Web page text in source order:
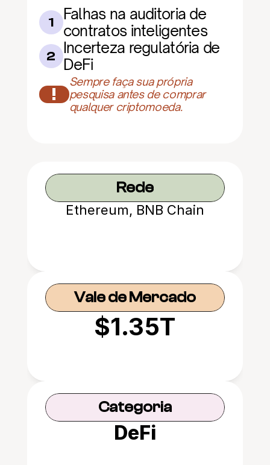
1
Falhas na auditoria de
contratos inteligentes
2 Incerteza regulatória de
DeFi
!
Sempre faça sua própria
pesquisa antes de comprar
qualquer criptomoeda.
Rede
Ethereum, BNB Chain
Vale de Mercado
$1.35T
Categoria
DeFi